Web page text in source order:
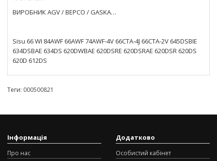
ВИРОБНИК AGV / BEPCO / GASKA…
Sisu 66 WI 84AWF 66AWF 74AWF-4V 66CTA-4J 66CTA-2V 645DSBIE
634DSBAE 634DS 620DWBAE 620DSRE 620DSRAE 620DSR 620DS
620D 612DS
Теги: 000500821
Інформація
Про нас
Додатково
Особистий кабінет